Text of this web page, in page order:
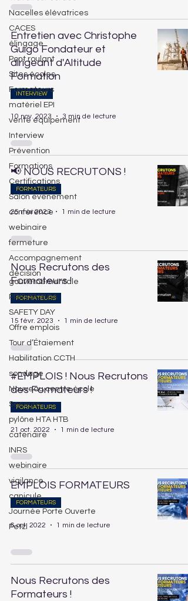
Nacelles élévatrices
CACES
élingage
Pont roulant
Sites écoles
Formateurs
matériel EPI
vente équipement
Interview
Prévention
Formations
Certifications
Salon évènement
conférence
webinaire
fermeture
Accompagnement
décision
gouvernementale
PREVENTICA
SAFETY DAY
Offre emplois
Tour d’Étaiement
Habilitation CCTH
sondage
Nouveau centre école
Secours
pylône HTA HTB
catenaire
INRS
webinaire
vigilance
canicule
Journée Porte Ouverte
Petzl
Entretien avec Christophe
Guigo Fondateur et
dirigeant d'Altitude
Formation
INTERVIEW
10 nov. 2023 3 min de lecture
📢 NOUS RECRUTONS !
FORMATEURS
25 mai 2023 1 min de lecture
Nous Recrutons des
Formateurs !
FORMATEURS
15 févr. 2023 1 min de lecture
#EMPLOIS ! Nous Recrutons
des Formateurs !
FORMATEURS
21 oct. 2022 1 min de lecture
EMPLOIS FORMATEURS
FORMATEURS
6 oct. 2022 1 min de lecture
Nous Recrutons des
Formateurs !